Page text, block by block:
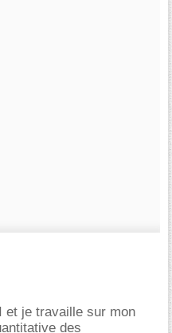
et je travaille sur mon
des